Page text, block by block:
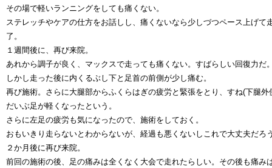
その場で軽いランニングをしても痛くない。
ステレッチやケアの仕方をお話しし、痛くないなら少しづつペース上げて
了。
１週間後に、再び来院。
あれから調子が良く、マックスで走っても痛くない。すばらしい回復力だ
しかし走った後に内くるぶし下と足首の前側が少し痛む。
再び施術。さらに大腿部からふくらはぎの疲労と緊張をとり、すね(下腿
だいぶ足が軽くなったという。
さらに左足の疲労も気になったので、施術をしておく。
おもいきり走らないとわからないが、経過も悪くないしこれで大丈夫だろ
２か月後に再び来院。
前回の施術の後、足の痛みは全くなく大会で走れたらしい。その後も痛み